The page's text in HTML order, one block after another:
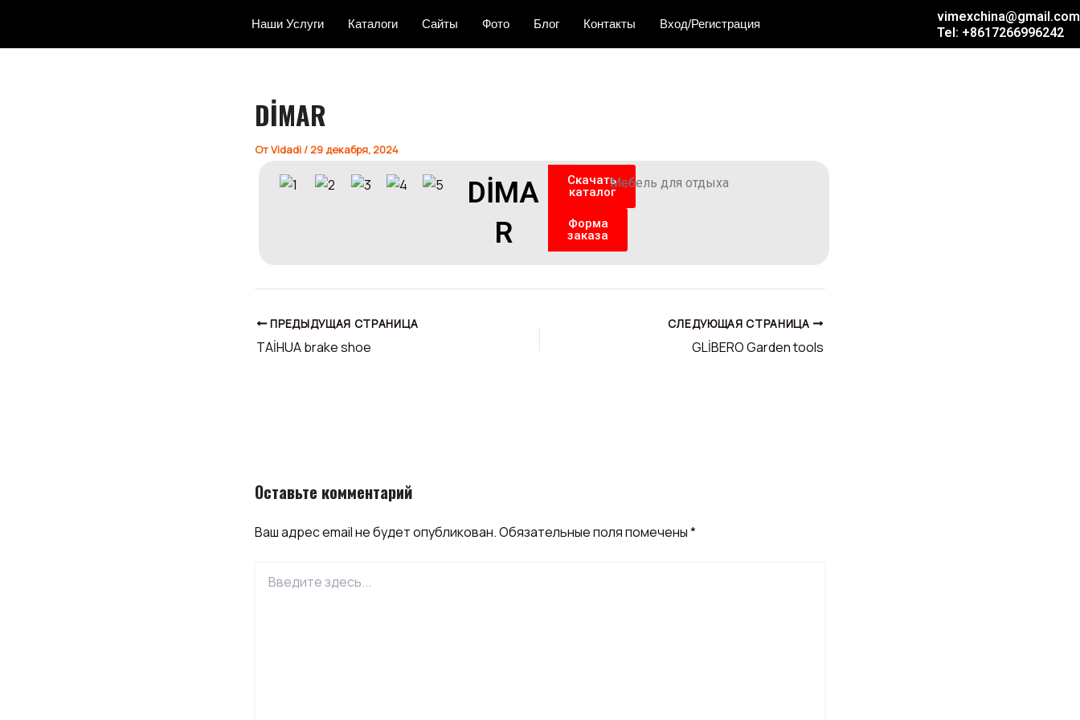
содержимому
Наши Услуги Каталоги Сайты Фото Блог Контакты Вход/Регистрация
vimexchina@gmail.com
Tel: +8617266996242
DİMAR
ОтVidadi/29 декабря, 2024
DİMA
R
Скачать
каталог
Форма
заказа
Мебель для отдыха
по
записям
ПРЕДЫДУЩАЯ СТРАНИЦА
TAİHUA brake shoe
СЛЕДУЮЩАЯ СТРАНИЦА
GLİBERO Garden tools
Оставьте комментарий
Ваш адрес email не будет опубликован.Обязательные поля помечены*
здесь...